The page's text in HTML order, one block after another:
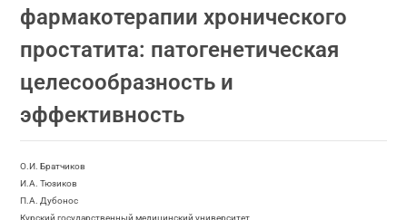
фармакотерапии хронического
простатита: патогенетическая
целесообразность и
эффективность
О.И. Братчиков
И.А. Тюзиков
П.А. Дубонос
Курский государственный медицинский университет